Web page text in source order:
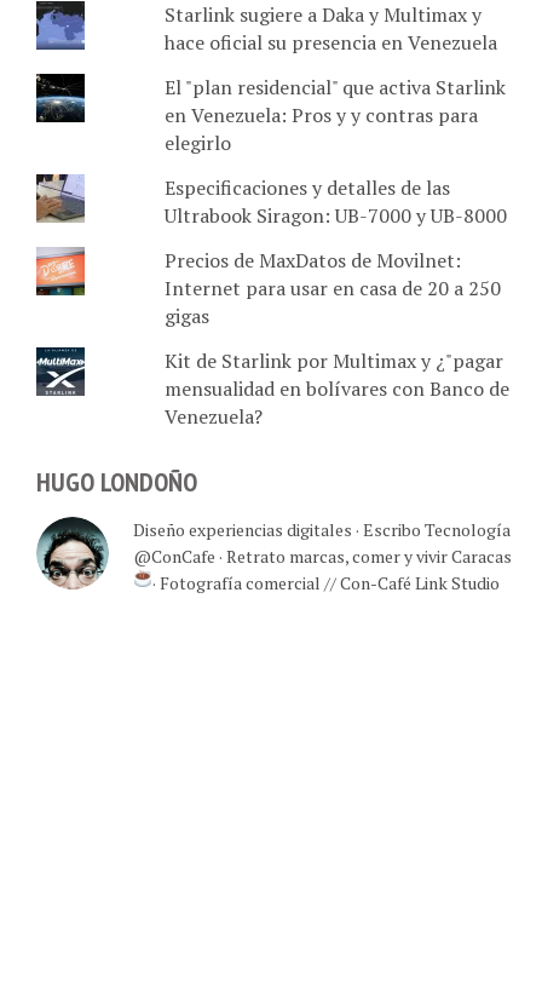
Starlink sugiere a Daka y Multimax y
hace oficial su presencia en Venezuela
El "plan residencial" que activa Starlink
en Venezuela: Pros y y contras para
elegirlo
Especificaciones y detalles de las
Ultrabook Siragon: UB-7000 y UB-8000
Precios de MaxDatos de Movilnet:
Internet para usar en casa de 20 a 250
gigas
Kit de Starlink por Multimax y ¿"pagar
mensualidad en bolívares con Banco de
Venezuela?
HUGO LONDOÑO
Diseño experiencias digitales · Escribo Tecnología
@ConCafe · Retrato marcas, comer y vivir Caracas
· Fotografía comercial // Con-Café Link Studio